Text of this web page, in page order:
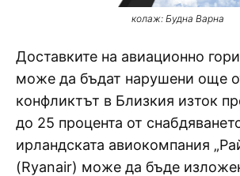
колаж: Будна Варна
Доставките на авиационно
може да бъдат нарушени още
конфликтът в Близкия изток
до 25 процента от
ирландската авиокомпания
(Ryanair) може да бъде